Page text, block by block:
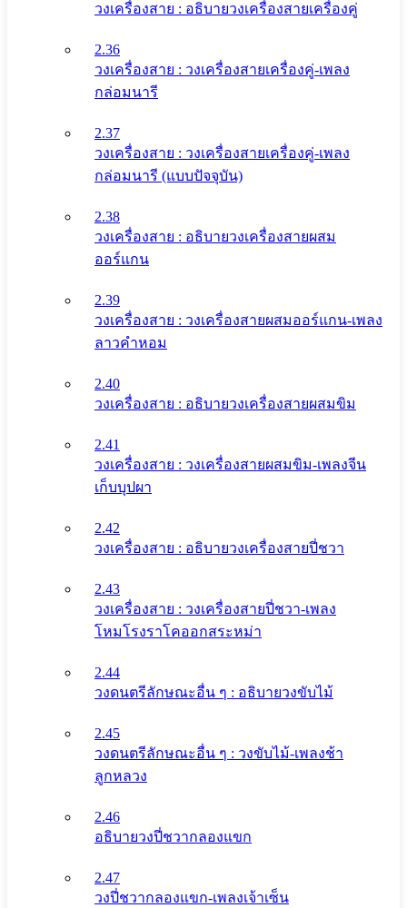
วงเครื่องสาย : อธิบายวงเครื่องสายเครื่องคู่
2.36
วงเครื่องสาย : วงเครื่องสายเครื่องคู่-เพลง
กล่อมนารี
2.37
วงเครื่องสาย : วงเครื่องสายเครื่องคู่-เพลง
กล่อมนารี (แบบปัจจุบัน)
2.38
วงเครื่องสาย : อธิบายวงเครื่องสายผสม
ออร์แกน
2.39
วงเครื่องสาย : วงเครื่องสายผสมออร์แกน-เพลง
ลาวคำหอม
2.40
วงเครื่องสาย : อธิบายวงเครื่องสายผสมขิม
2.41
วงเครื่องสาย : วงเครื่องสายผสมขิม-เพลงจีน
เก็บบุปผา
2.42
วงเครื่องสาย : อธิบายวงเครื่องสายปี่ชวา
2.43
วงเครื่องสาย : วงเครื่องสายปี่ชวา-เพลง
โหมโรงราโคออกสระหม่า
2.44
วงดนตรีลักษณะอื่น ๆ : อธิบายวงขับไม้
2.45
วงดนตรีลักษณะอื่น ๆ : วงขับไม้-เพลงช้า
ลูกหลวง
2.46
อธิบายวงปี่ชวากลองแขก
2.47
วงปี่ชวากลองแขก-เพลงเจ้าเซ็น